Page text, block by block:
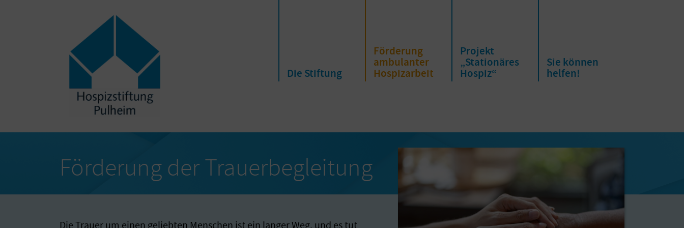
Die Stiftung
Förderung
ambulanter
Hospizarbeit
Projekt
„Stationäres
Hospiz“
Sie können
helfen!
Förderung der Trauerbegleitung